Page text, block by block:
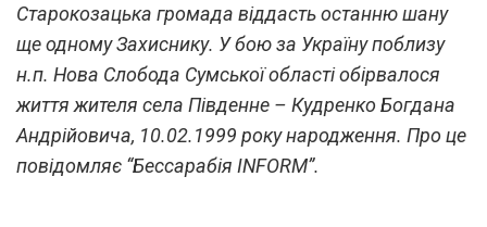
Старокозацька громада віддасть останню шану
ще одному Захиснику. У бою за Україну поблизу
н.п. Нова Слобода Сумської області обірвалося
життя жителя села Південне – Кудренко Богдана
Андрійовича, 10.02.1999 року народження. Про це
повідомляє “Бессарабія INFORM”.